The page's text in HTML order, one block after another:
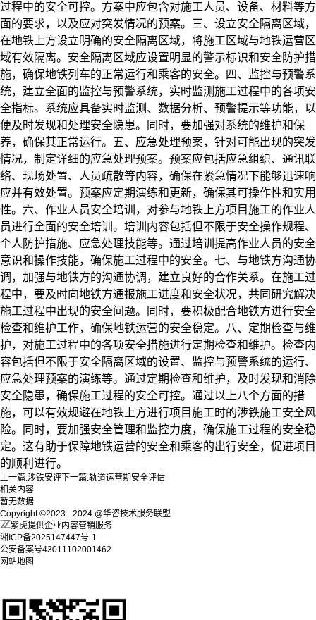
过程中的安全可控。方案中应包含对施工人员、设备、材料等方
面的要求，以及应对突发情况的预案。
三、设立安全隔离区域，
在地铁上方设立明确的安全隔离区域，将施工区域与地铁运营区
域有效隔离。安全隔离区域应设置明显的警示标识和安全防护措
施，确保地铁列车的正常运行和乘客的安全。
四、监控与预警系
统， 建立全面的监控与预警系统，实时监测施工过程中的各项安
全指标。系统应具备实时监测、数据分析、预警提示等功能，以
便及时发现和处理安全隐患。同时，要加强对系统的维护和保
养，确保其正常运行。
五、应急处理预案， 针对可能出现的突发
情况，制定详细的应急处理预案。预案应包括应急组织、通讯联
络、现场处置、人员疏散等内容，确保在紧急情况下能够迅速响
应并有效处置。预案应定期演练和更新，确保其可操作性和实用
性。 六、作业人员安全培训， 对参与地铁上方项目施工的作业人
员进行全面的安全培训。培训内容包括但不限于安全操作规程、
个人防护措施、应急处理技能等。通过培训提高作业人员的安全
意识和操作技能，确保施工过程中的安全。 七、与地铁方沟通协
调， 加强与地铁方的沟通协调，建立良好的合作关系。在施工过
程中，要及时向地铁方通报施工进度和安全状况，共同研究解决
施工过程中出现的安全问题。同时，要积极配合地铁方进行安全
检查和维护工作，确保地铁运营的安全稳定。
八、定期检查与维
护， 对施工过程中的各项安全措施进行定期检查和维护。检查内
容包括但不限于安全隔离区域的设置、监控与预警系统的运行、
应急处理预案的演练等。通过定期检查和维护，及时发现和消除
安全隐患，确保施工过程的安全可控。 通过以上八个方面的措
施，可以有效规避在地铁上方进行项目施工时的涉铁施工安全风
险。同时，要加强安全管理和监控力度，确保施工过程的安全稳
定。这有助于保障地铁运营的安全和乘客的出行安全，促进项目
的顺利进行。
上一篇:涉铁安评 下一篇:轨道运营期安全评估
相关内容
暂无数据
Copyright ©2023 - 2024 @华咨技术服务联盟
紫虎提供企业内容营销服务
湘ICP备2025147447号-1
公安备案号43011102001462
网站地图